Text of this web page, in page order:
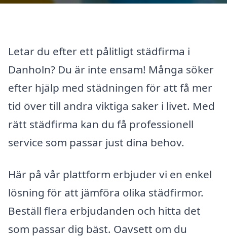
Letar du efter ett pålitligt städfirma i
Danholn? Du är inte ensam! Många söker
efter hjälp med städningen för att få mer
tid över till andra viktiga saker i livet. Med
rätt städfirma kan du få professionell
service som passar just dina behov.
Här på vår plattform erbjuder vi en enkel
lösning för att jämföra olika städfirmor.
Beställ flera erbjudanden och hitta det
som passar dig bäst. Oavsett om du